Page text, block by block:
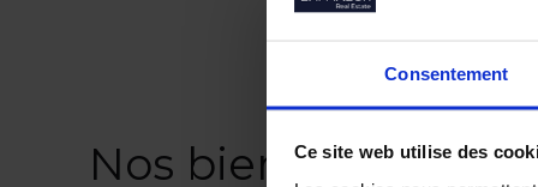
Consentement
Ce site web utilise des
Nos biens similaires